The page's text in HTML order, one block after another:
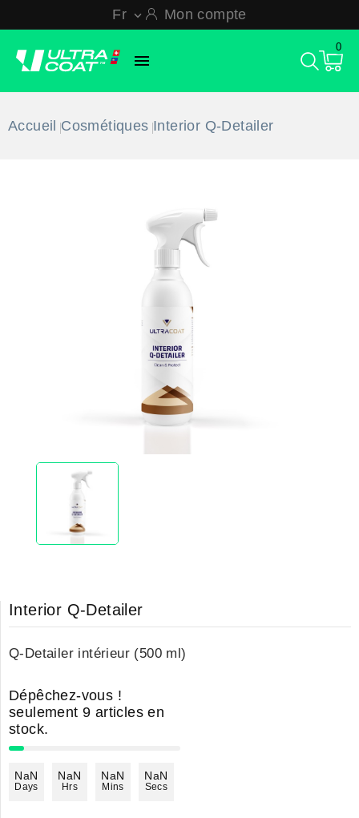
Fr  Mon compte

0
Accueil Cosmétiques Interior Q-Detailer
Interior Q-Detailer
Q-Detailer intérieur (500 ml)
Dépêchez-vous !
seulement9 articles en
stock.
NaN
Days
NaN
Hrs
NaN
Mins
NaN
Secs